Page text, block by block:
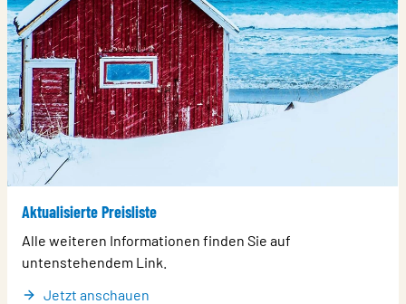
Aktualisierte Preisliste
Alle weiteren Informationen finden Sie auf
untenstehendem Link.
Jetzt anschauen